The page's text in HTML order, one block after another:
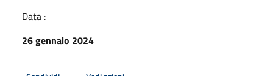
Data :
26 gennaio 2024